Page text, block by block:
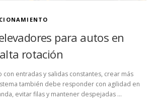
para autos en
rotación
con entradas y salidas constantes, crear más
también debe responder con agilidad en
evitar filas y mantener despejadas …